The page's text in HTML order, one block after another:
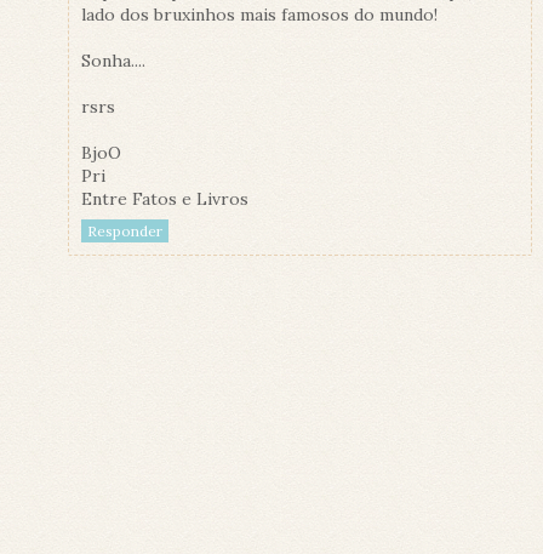
lado dos bruxinhos mais famosos do mundo!
Sonha....
rsrs
BjoO
Pri
Entre Fatos e Livros
Responder